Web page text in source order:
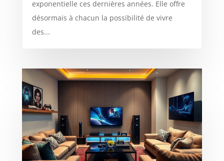
exponentielle ces dernières années. Elle offre
désormais à chacun la possibilité de vivre
des...